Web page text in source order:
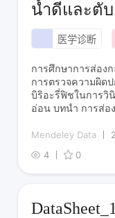
น้ำดีและตั
医学诊断
การศึกษาการส่อง
การตรวจความผิด
บิริอะรี่ฟิชในการวิ
อ่อน บทนำ การส่อ
Mendeley Data
4
0